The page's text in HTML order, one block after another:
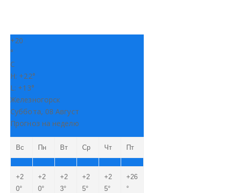
+20
°
C
H: +22°
L: +13°
Железногорск
Суббота, 08 Август
Прогноз на неделю
Вс Пн Вт Ср Чт Пт
+2
0°
+2
0°
+2
3°
+2
5°
+2
5°
+26
°